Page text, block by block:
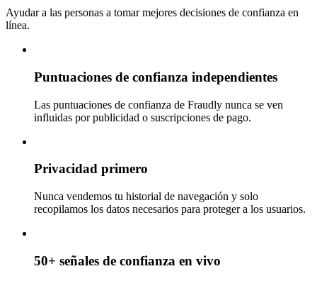
Ayudar a las personas a tomar mejores decisiones de confianza en
línea.
Puntuaciones de confianza independientes
Las puntuaciones de confianza de Fraudly nunca se ven
influidas por publicidad o suscripciones de pago.
Privacidad primero
Nunca vendemos tu historial de navegación y solo
recopilamos los datos necesarios para proteger a los usuarios.
50+ señales de confianza en vivo